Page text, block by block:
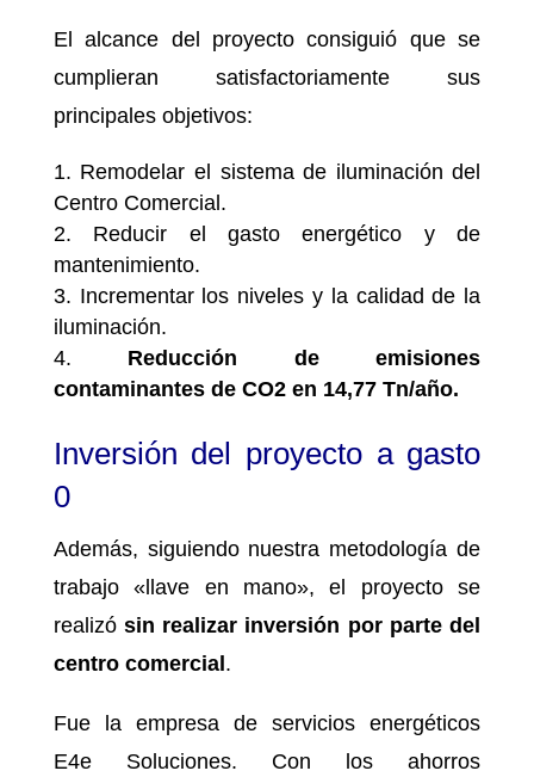
El alcance del proyecto consiguió que se
cumplieran satisfactoriamente sus
principales objetivos:
Remodelar el sistema de iluminación del
Centro Comercial.
Reducir el gasto energético y de
mantenimiento.
Incrementar los niveles y la calidad de la
iluminación.
Reducción de emisiones
contaminantes de CO2 en 14,77 Tn/año.
Inversión del proyecto a gasto
0
Además, siguiendo nuestra metodología de
trabajo «llave en mano», el proyecto se
realizósin realizar inversión por parte del
centro comercial .
Fue la empresa de servicios energéticos
E4e Soluciones. Con los ahorros